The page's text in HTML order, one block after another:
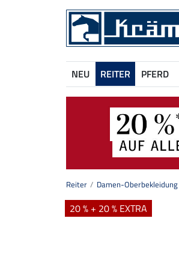
NEU REITER PFERD
Reiter Damen-Oberbekleidung
20 % + 20 % EXTRA